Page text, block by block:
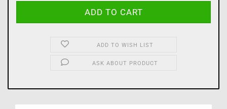
ADD TO WISH LIST
ASK ABOUT PRODUCT